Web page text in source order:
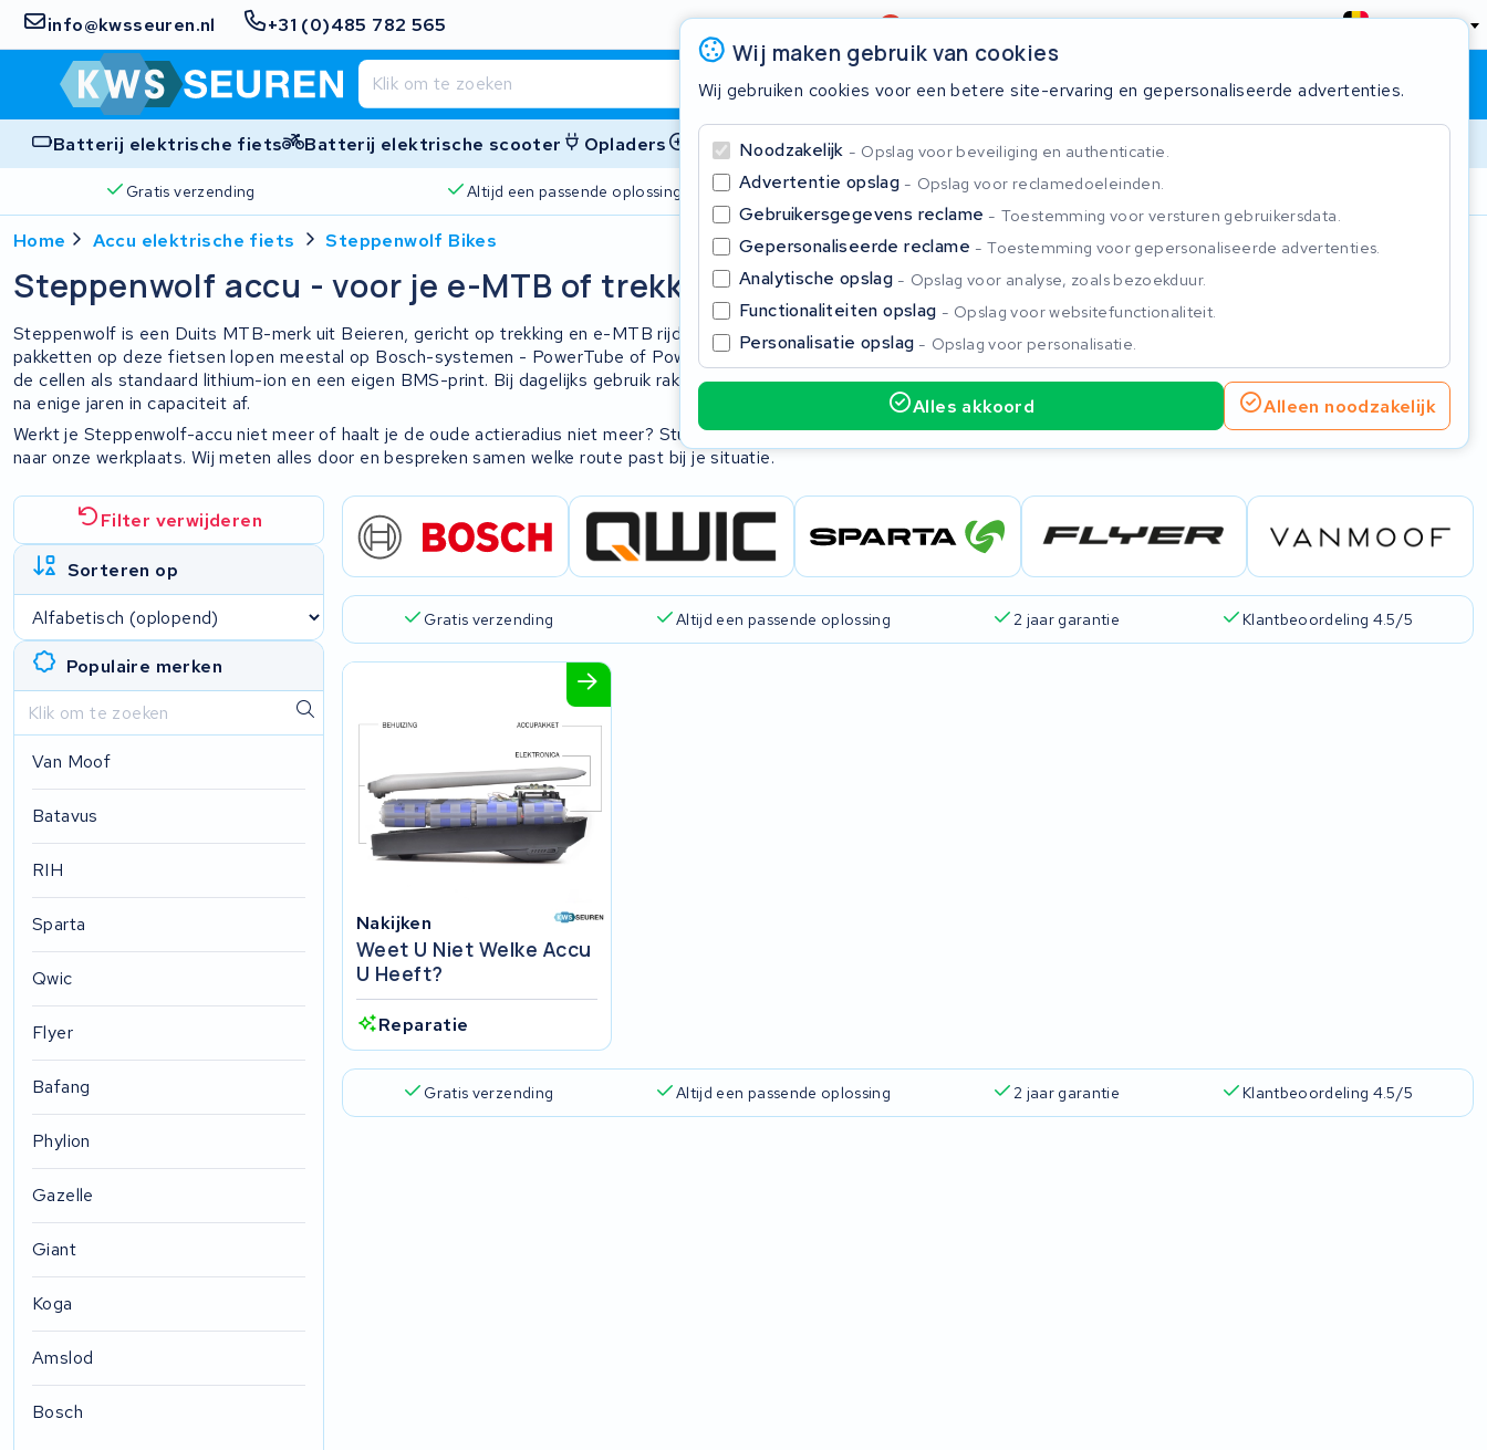
info@kwsseuren.nl +31 (0)485 782 565 Beoordeling4,6/5 België
Winkelwagen Inloggen
Batterij elektrische fiets Batterij elektrische scooter Opladers Accessoires
Gratis verzending Altijd een passende oplossing 2 jaar garantie
Wij maken gebruik van cookies
Wij gebruiken cookies voor een betere site-ervaring en gepersonaliseerde advertenties.
Noodzakelijk Opslag voor beveiliging en authenticatie.
Advertentie opslag Opslag voor reclamedoeleinden.
Gebruikersgegevens reclame Toestemming voor versturen gebruikersdata.
Gepersonaliseerde reclame Toestemming voor gepersonaliseerde advertenties.
Analytische opslag Opslag voor analyse, zoals bezoekduur.
Functionaliteiten opslag Opslag voor websitefunctionaliteit.
Personalisatie opslag Opslag voor personalisatie.
Alles akkoord Alleen noodzakelijk
Home Accu elektrische fiets Steppenwolf Bikes
Steppenwolf accu - voor je e-MTB of trekking
Steppenwolf is een Duits MTB-merk uit Beieren, gericht op trekking en e-MTB rijders. De
pakketten op deze fietsen lopen meestal op Bosch-systemen - PowerTube of PowerPack - met
de cellen als standaard lithium-ion en een eigen BMS-print. Bij dagelijks gebruik raken deze cellen
na enige jaren in capaciteit af.
Werkt je Steppenwolf-accu niet meer of haalt je de oude actieradius niet meer? Stuur het pakket
naar onze werkplaats. Wij meten alles door en bespreken samen welke route past bij je situatie.
Filter verwijderen
Sorteren op
Populaire merken
Van Moof
Batavus
RIH
Sparta
Qwic
Flyer
Bafang
Phylion
Gazelle
Giant
Koga
Amslod
Bosch
Gratis verzending Altijd een passende oplossing 2 jaar garantie Klantbeoordeling 4.5/5
Nakijken
Weet U Niet Welke Accu
U Heeft?
Reparatie
Gratis verzending Altijd een passende oplossing 2 jaar garantie Klantbeoordeling 4.5/5
Sluiten
Begin te typen in de zoekbalk om te zoeken